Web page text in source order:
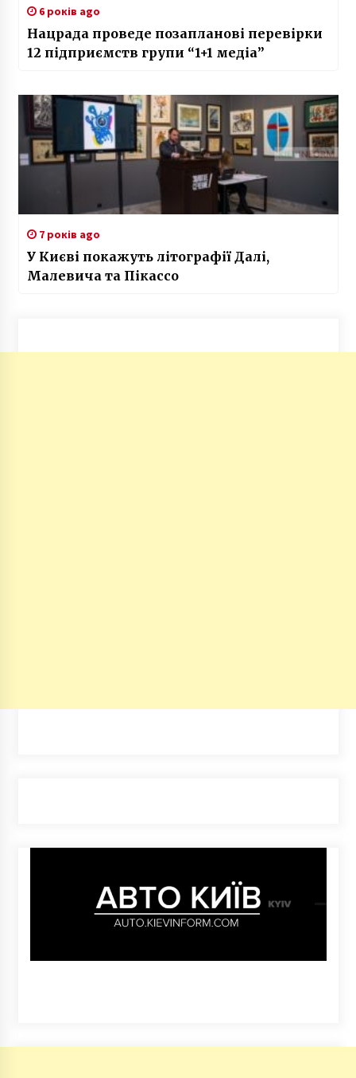
6 років ago
Нацрада проведе позапланові перевірки
12 підприємств групи “1+1 медіа”
7 років ago
У Києві покажуть літографії Далі,
Малевича та Пікассо